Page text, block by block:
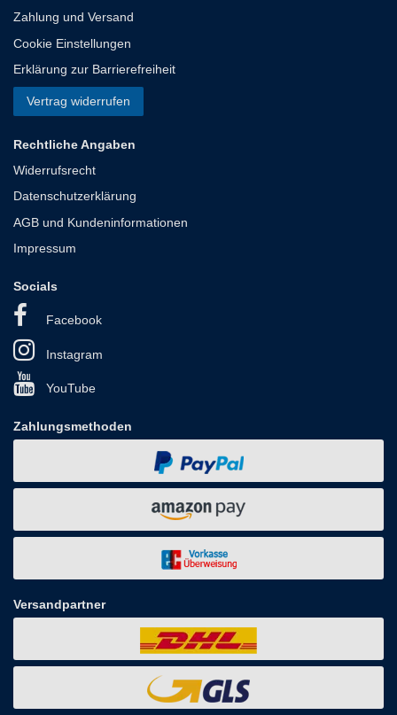
Zahlung und Versand
Cookie Einstellungen
Erklärung zur Barrierefreiheit
Vertrag widerrufen
Rechtliche Angaben
Widerrufsrecht
Datenschutzerklärung
AGB und Kundeninformationen
Impressum
Socials
Facebook
Instagram
YouTube
Zahlungsmethoden
Versandpartner